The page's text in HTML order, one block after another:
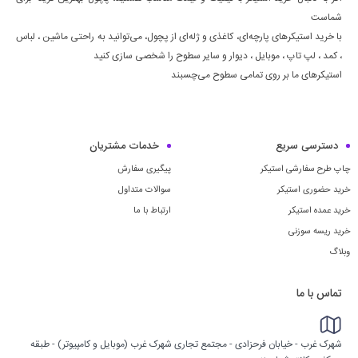
شماست
با خرید استیکرهای پارچه‌ای، کاغذی و ژله‌ای از پچول، می‌توانید به راحتی ماشين ، لباس
، كمد ، لپ تاپ ، موبايل ، ديوار و سایر سطوح را شخصی سازی کنید
استیکرهای ما بر روی تمامی سطوح می‌چسبند
دسترسی سریع
چاپ طرح سفارشی استیکر
خرید حضوری استیکر
خرید عمده استیکر
خرید ریسه سوزنی
وبلاگ
خدمات مشتریان
پیگیری سفارش
سوالات متداول
ارتباط با ما
تماس با ما
شهرک غرب - خیابان فرحزادی - مجتمع تجاری شهرک غرب (موبایل و کامپیوتر) - طبقه